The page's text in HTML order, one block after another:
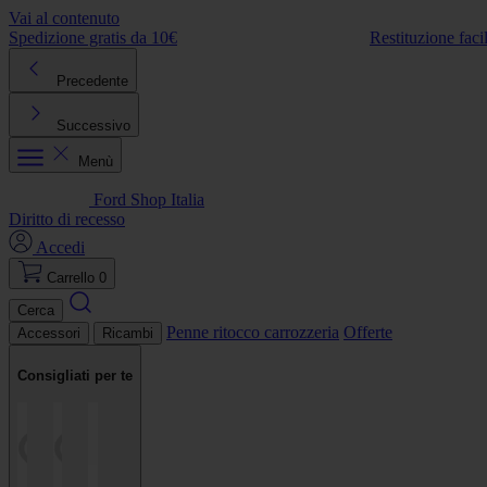
Vai al contenuto
Spedizione gratis da 10€
Restituzione
Precedente
Successivo
Menù
Ford Shop Italia
Diritto di recesso
Accedi
Carrello 0
Cerca
Accessori
Ricambi Penne ritocco carrozzeria Offerte
Consigliati per te